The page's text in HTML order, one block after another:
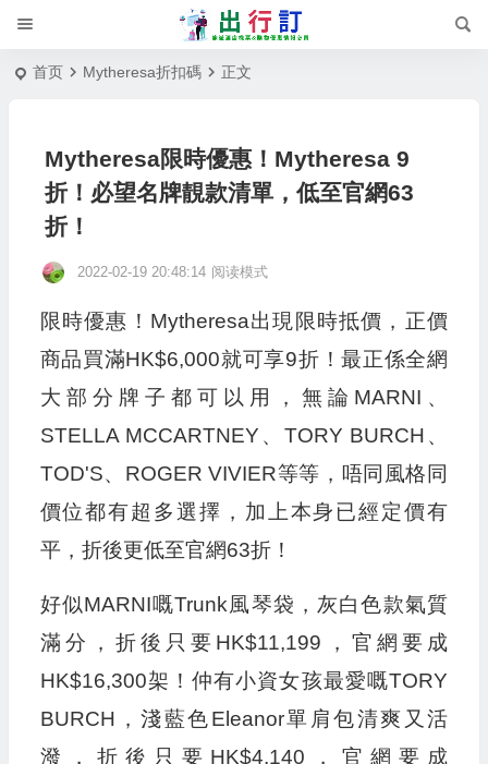
首页 Mytheresa折扣碼 正文
Mytheresa限時優惠！Mytheresa 9
折！必望名牌靚款清單，低至官網63
折！
2022-02-19 20:48:14 阅读模式
限時優惠！Mytheresa出現限時抵價，正價
商品買滿HK$6,000就可享9折！最正係全網
大部分牌子都可以用，無論MARNI、
STELLA MCCARTNEY、TORY BURCH、
TOD'S、ROGER VIVIER等等，唔同風格同
價位都有超多選擇，加上本身已經定價有
平，折後更低至官網63折！
好似MARNI嘅Trunk風琴袋，灰白色款氣質
滿分，折後只要HK$11,199，官網要成
HK$16,300架！仲有小資女孩最愛嘅TORY
BURCH，淺藍色Eleanor單肩包清爽又活
潑，折後只要HK$4,140，官網要成